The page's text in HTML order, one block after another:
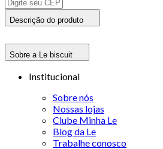
Descrição do produto
Sobre a Le biscuit
Institucional
Sobre nós
Nossas lojas
Clube Minha Le
Blog da Le
Trabalhe conosco